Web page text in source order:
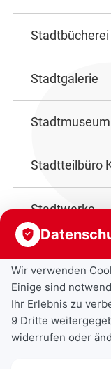
Stadtbücherei
Stadtgalerie
Stadtmuseum
Stadtteilbüro
Stadtwerke
Wir verwenden
Einige sind
Ihr Erlebnis zu
9 Dritte
widerrufen oder